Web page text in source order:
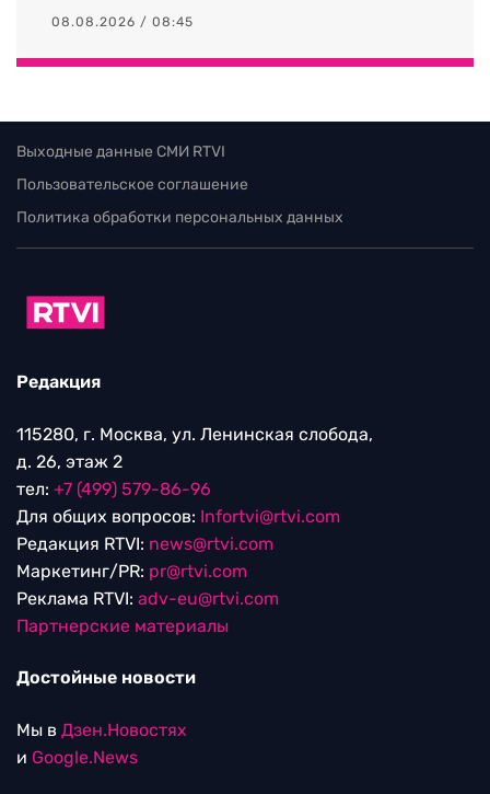
08.08.2026 / 08:45
Выходные данные СМИ RTVI
Пользовательское соглашение
Политика обработки персональных данных
Редакция
115280, г. Москва, ул. Ленинская слобода,
д. 26, этаж 2
тел: +7 (499) 579-86-96
Для общих вопросов: Infortvi@rtvi.com
Редакция RTVI: news@rtvi.com
Маркетинг/PR: pr@rtvi.com
Реклама RTVI: adv-eu@rtvi.com
Партнерские материалы
Достойные новости
Мы в Дзен.Новостях
и Google.News